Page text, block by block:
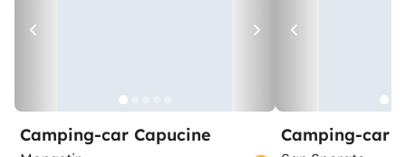
Camping-car Capucine Camping-car